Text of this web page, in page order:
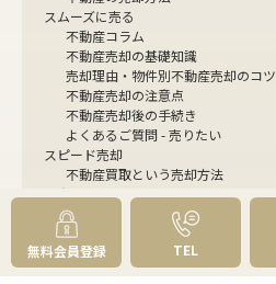
スムーズに売る
不動産コラム
不動産売却の基礎知識
売却理由・物件別不動産売却のコツ
不動産売却の注意点
不動産売却後の手続き
よくあるご質問 - 売りたい
スピード売却
不動産買取という売却方法
不動産のご売却お任せください
弊社が選ばれる理由
売却成功ストーリー40選
売却成約事例
お預かり物件掲載実例
無料会員登録 TEL